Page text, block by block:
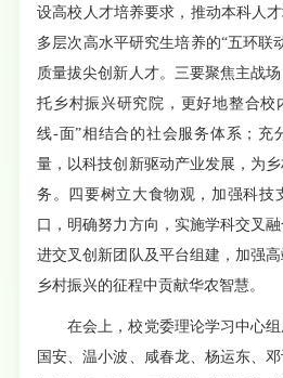
设高校人才培养要求，推动本科人
多层次高水平研究生培养的“五环联
质量拔尖创新人才。三要聚焦主战
托乡村振兴研究院，更好地整合校
线-面”相结合的社会服务体系；充
量，以科技创新驱动产业发展，为
务。四要树立大食物观，加强科技
口，明确努力方向，实施学科交叉
进交叉创新团队及平台组建，加强
乡村振兴的征程中贡献华农智慧。
在会上，校党委理论学习中心
国安、温小波、咸春龙、杨运东、